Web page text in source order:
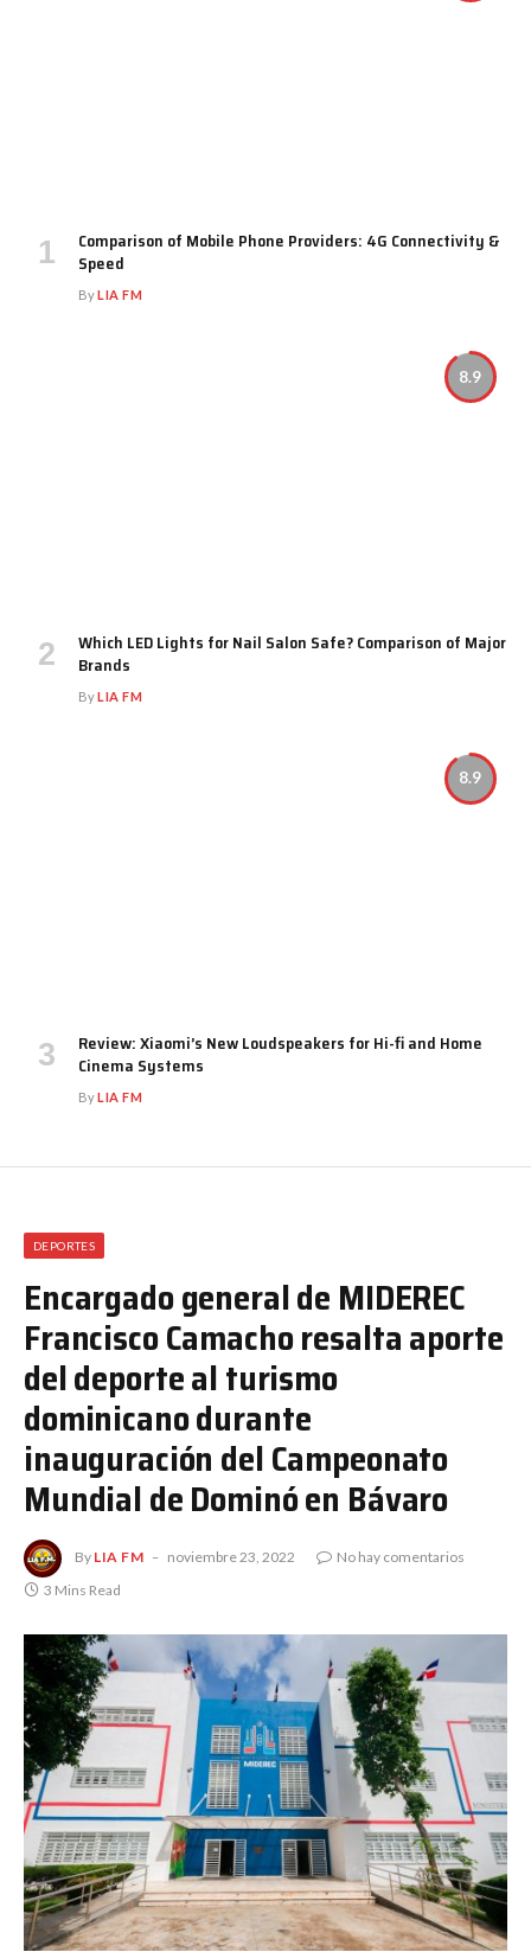
Comparison of Mobile Phone Providers: 4G Connectivity &
Speed
ByLIA FM
8.9
Which LED Lights for Nail Salon Safe? Comparison of Major
Brands
ByLIA FM
8.9
Review: Xiaomi’s New Loudspeakers for Hi-fi and Home
Cinema Systems
ByLIA FM
DEPORTES
Encargado general de MIDEREC
Francisco Camacho resalta aporte
del deporte al turismo
dominicano durante
inauguración del Campeonato
Mundial de Dominó en Bávaro
By LIA FM noviembre 23, 2022
No hay comentarios
3 Mins Read